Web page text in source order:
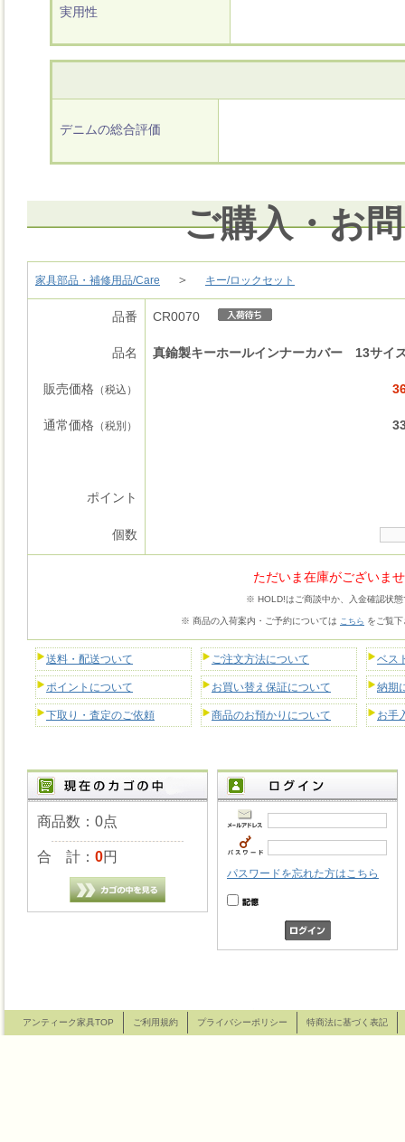
実用性
デニムの総合評価
ご購入・お
家具部品・補修用品/Care ＞ キー/ロックセット
品番 CR0070
品名 真鍮製キーホールインナーカバー 13サイ
販売価格 （税込）
通常価格 （税別）
ポイント
個数
ただいま在庫がございま
※ HOLD!はご商談中か、入金確認状態
※ 商品の入荷案内・ご予約については こちら をご覧
送料・配送ついて ご注文方法について ベス
ポイントについて お買い替え保証について 納期
下取り・査定のご依頼 商品のお預かりについて お手
商品数：0点
合 計： 0円
パスワードを忘れた方はこちら
アンティーク家具TOP ご利用規約 プライバシーポリシー 特商法に基づく表記